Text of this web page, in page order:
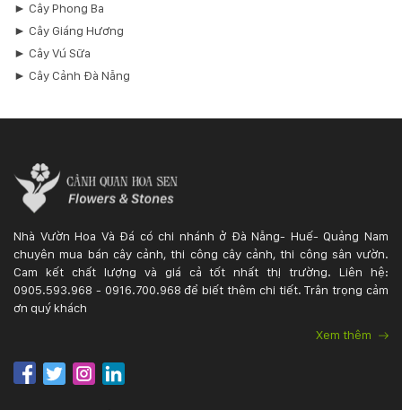
► Cây Phong Ba
► Cây Giáng Hương
► Cây Vú Sữa
► Cây Cảnh Đà Nẵng
Nhà Vườn Hoa Và Đá có chi nhánh ở Đà Nẵng- Huế- Quảng Nam
chuyên mua bán cây cảnh, thi công cây cảnh, thi công sân vườn.
Cam kết chất lượng và giá cả tốt nhất thị trường. Liên hệ:
0905.593.968 - 0916.700.968 để biết thêm chi tiết. Trân trọng cảm
ơn quý khách
Xem thêm